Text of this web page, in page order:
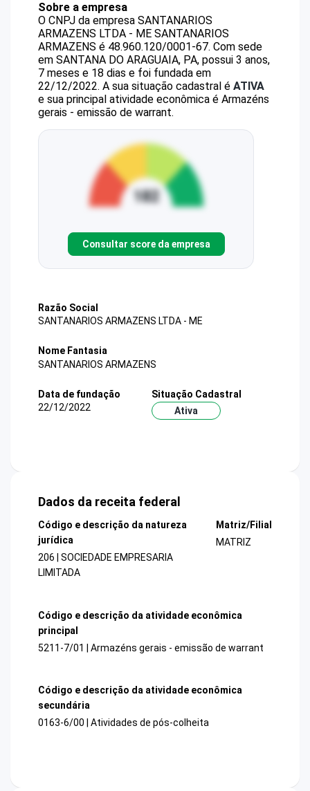
Sobre a empresa
O CNPJ da empresa SANTANARIOS
ARMAZENS LTDA - ME SANTANARIOS
ARMAZENS é 48.960.120/0001-67. Com sede
em SANTANA DO ARAGUAIA, PA, possui 3 anos,
7 meses e 18 dias e foi fundada em
22/12/2022. A sua situação cadastral é ATIVA
e sua principal atividade econômica é Armazéns
gerais - emissão de warrant.
Consultar score da empresa
Razão Social
SANTANARIOS ARMAZENS LTDA - ME
Nome Fantasia
SANTANARIOS ARMAZENS
Data de fundação
22/12/2022
Situação Cadastral
Ativa
Dados da receita federal
Código e descrição da natureza
jurídica
206 | SOCIEDADE EMPRESARIA
LIMITADA
Matriz/Filial
MATRIZ
Código e descrição da atividade econômica
principal
5211-7/01 | Armazéns gerais - emissão de warrant
Código e descrição da atividade econômica
secundária
0163-6/00 | Atividades de pós-colheita